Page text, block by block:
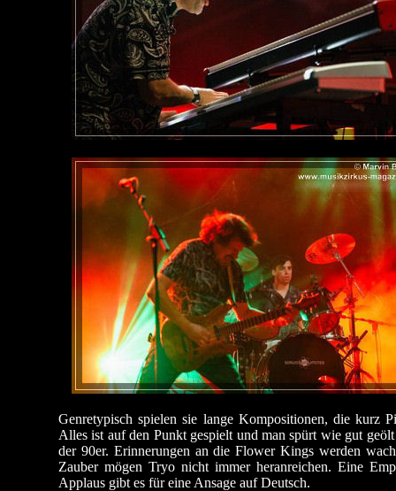
Genretypisch spielen sie lange Kompositionen, die kurz
Alles ist auf den Punkt gespielt und man spürt wie gut
der 90er. Erinnerungen an die Flower Kings werden
Zauber mögen Tryo nicht immer heranreichen. Eine
Applaus gibt es für eine Ansage auf Deutsch.